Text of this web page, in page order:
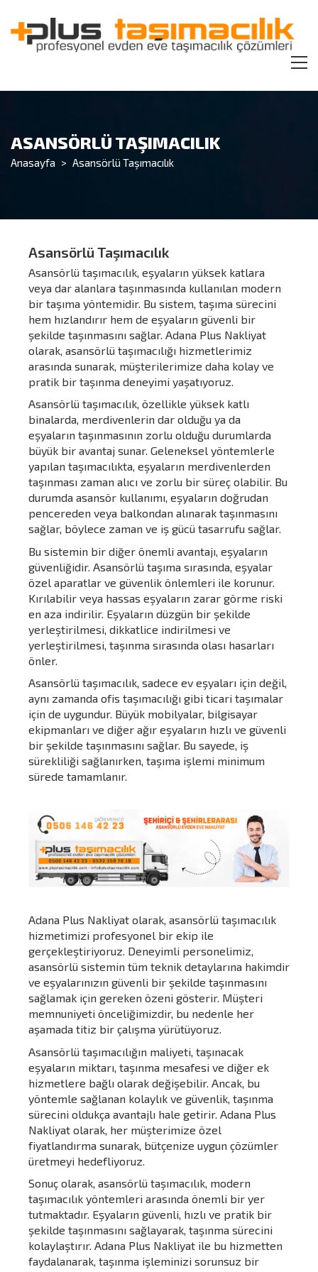
ASANSÖRLÜ TAŞIMACILIK
Anasayfa > Asansörlü Taşımacılık
Asansörlü Taşımacılık
Asansörlü taşımacılık, eşyaların yüksek katlara
veya dar alanlara taşınmasında kullanılan modern
bir taşıma yöntemidir. Bu sistem, taşıma sürecini
hem hızlandırır hem de eşyaların güvenli bir
şekilde taşınmasını sağlar. Adana Plus Nakliyat
olarak, asansörlü taşımacılığı hizmetlerimiz
arasında sunarak, müşterilerimize daha kolay ve
pratik bir taşınma deneyimi yaşatıyoruz.
Asansörlü taşımacılık, özellikle yüksek katlı
binalarda, merdivenlerin dar olduğu ya da
eşyaların taşınmasının zorlu olduğu durumlarda
büyük bir avantaj sunar. Geleneksel yöntemlerle
yapılan taşımacılıkta, eşyaların merdivenlerden
taşınması zaman alıcı ve zorlu bir süreç olabilir. Bu
durumda asansör kullanımı, eşyaların doğrudan
pencereden veya balkondan alınarak taşınmasını
sağlar, böylece zaman ve iş gücü tasarrufu sağlar.
Bu sistemin bir diğer önemli avantajı, eşyaların
güvenliğidir. Asansörlü taşıma sırasında, eşyalar
özel aparatlar ve güvenlik önlemleri ile korunur.
Kırılabilir veya hassas eşyaların zarar görme riski
en aza indirilir. Eşyaların düzgün bir şekilde
yerleştirilmesi, dikkatlice indirilmesi ve
yerleştirilmesi, taşınma sırasında olası hasarları
önler.
Asansörlü taşımacılık, sadece ev eşyaları için değil,
aynı zamanda ofis taşımacılığı gibi ticari taşımalar
için de uygundur. Büyük mobilyalar, bilgisayar
ekipmanları ve diğer ağır eşyaların hızlı ve güvenli
bir şekilde taşınmasını sağlar. Bu sayede, iş
sürekliliği sağlanırken, taşıma işlemi minimum
sürede tamamlanır.
Adana Plus Nakliyat olarak, asansörlü taşımacılık
hizmetimizi profesyonel bir ekip ile
gerçekleştiriyoruz. Deneyimli personelimiz,
asansörlü sistemin tüm teknik detaylarına hakimdir
ve eşyalarınızın güvenli bir şekilde taşınmasını
sağlamak için gereken özeni gösterir. Müşteri
memnuniyeti önceliğimizdir, bu nedenle her
aşamada titiz bir çalışma yürütüyoruz.
Asansörlü taşımacılığın maliyeti, taşınacak
eşyaların miktarı, taşınma mesafesi ve diğer ek
hizmetlere bağlı olarak değişebilir. Ancak, bu
yöntemle sağlanan kolaylık ve güvenlik, taşınma
sürecini oldukça avantajlı hale getirir. Adana Plus
Nakliyat olarak, her müşterimize özel
fiyatlandırma sunarak, bütçenize uygun çözümler
üretmeyi hedefliyoruz.
Sonuç olarak, asansörlü taşımacılık, modern
taşımacılık yöntemleri arasında önemli bir yer
tutmaktadır. Eşyaların güvenli, hızlı ve pratik bir
şekilde taşınmasını sağlayarak, taşınma sürecini
kolaylaştırır. Adana Plus Nakliyat ile bu hizmetten
faydalanarak, taşınma işleminizi sorunsuz bir